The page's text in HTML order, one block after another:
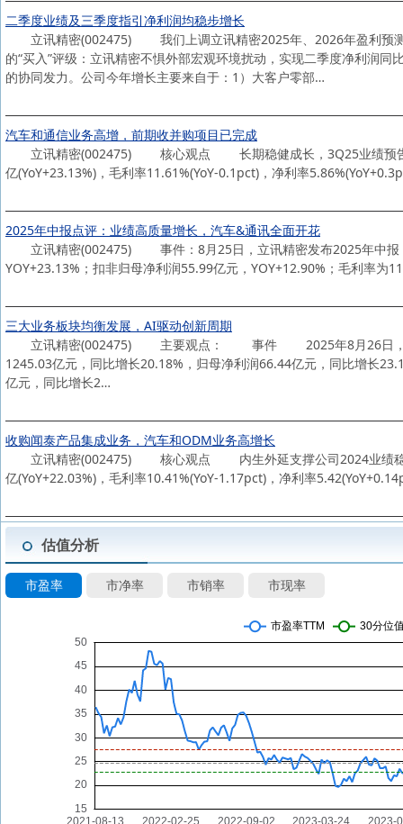
二季度业绩及三季度指引净利润均稳步增长
立讯精密(002475) 我们上调立讯精密2025年、2026年盈利预
的“买入”评级：立讯精密不惧外部宏观环境扰动，实现二季度净利润
的协同发力。公司今年增长主要来自于：1）大客户零部…
汽车和通信业务高增，前期收并购项目已完成
立讯精密(002475) 核心观点 长期稳健成长，3Q25业绩预告稳
亿(YoY+23.13%)，毛利率11.61%(YoY-0.1pct)，净利率
2025年中报点评：业绩高质量增长，汽车&通讯全面开花
立讯精密(002475) 事件：8月25日，立讯精密发布2025年中报，
YOY+23.13%；扣非归母净利润55.99亿元，YOY+12.90%；毛利率
三大业务板块均衡发展，AI驱动创新周期
立讯精密(002475) 主要观点： 事件 2025年8月26日，立讯
1245.03亿元，同比增长20.18%，归母净利润66.44亿元，同比增长
亿元，同比增长2…
收购闻泰产品集成业务，汽车和ODM业务高增长
立讯精密(002475) 核心观点 内生外延支撑公司2024业绩稳健
亿(YoY+22.03%)，毛利率10.41%(YoY-1.17pct)，净利率
估值分析
市盈率 市净率 市销率 市现率